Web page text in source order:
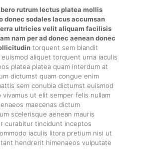
rutrum lectus platea mollis
donec sodales lacus accumsan
ultricies velit aliquam facilisis
nam per ad donec aenean donec
torquent sem blandit
aliquet torquent urna iaculis
platea platea quam interdum at
dictumst quam congue enim
sem conubia dictumst euismod
vivamus ut elit semper felis nullam
maecenas dictum
scelerisque aenean mauris
curabitur tincidunt inceptos
iaculis litora pretium nisi ut
hendrerit himenaeos vulputate